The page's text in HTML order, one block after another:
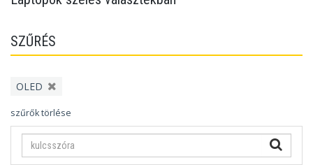
SZŰRÉS
OLED
szűrők törlése